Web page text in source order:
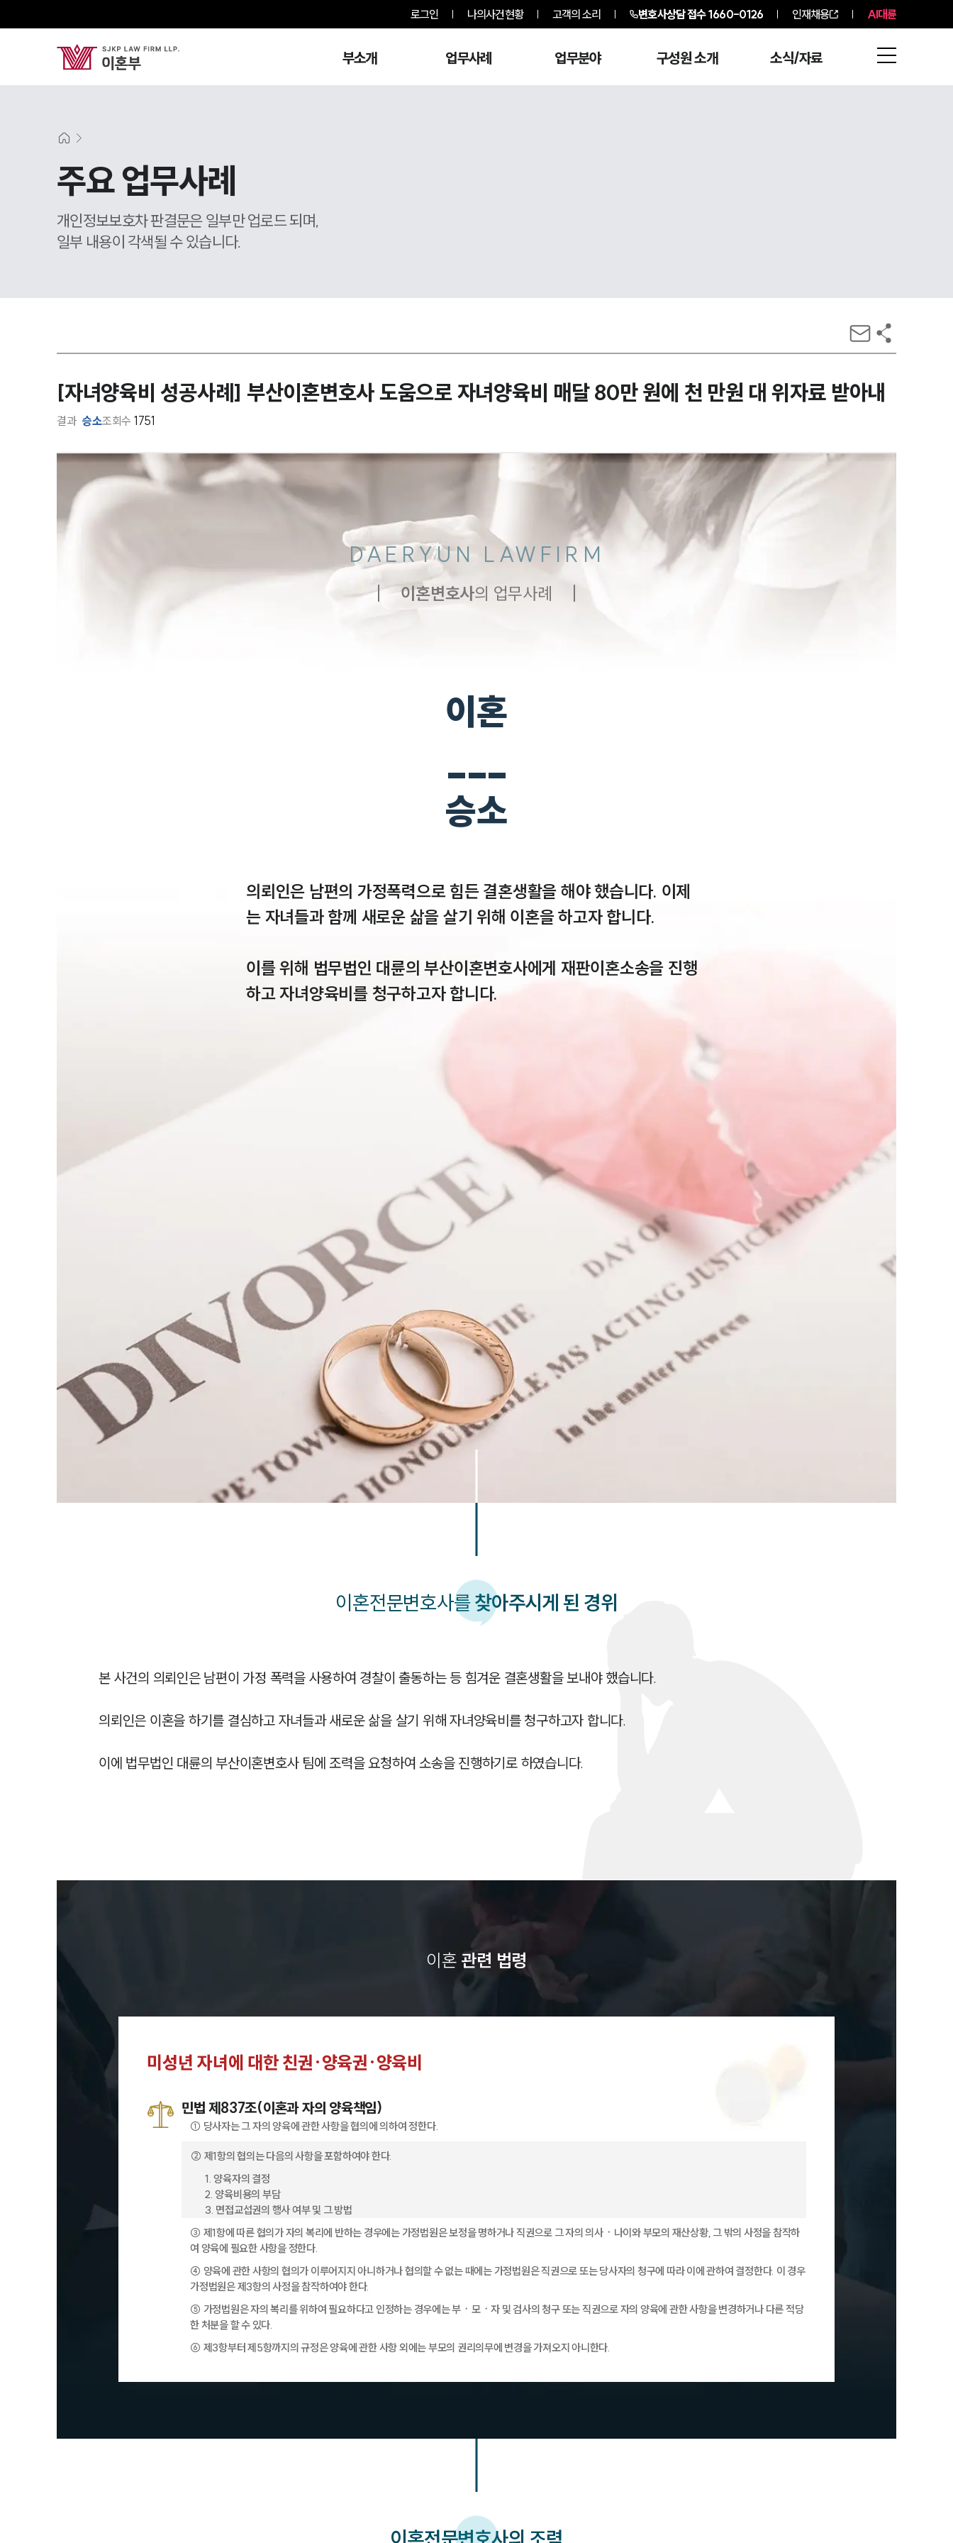
로그인 나의사건현황 고객의 소리 변호사상담 접수1660-0126 인재채용 AI대륜
부소개 업무사례 업무분야 구성원 소개 소식/자료
오시는 길
글로벌 파트너 로펌
고객의 소리
통합검색
업무사례
이혼 주요 업무사례
업무분야
법률서식
주요 업무사례
개인정보보호차 판결문은 일부만 업로드 되며,
일부 내용이 각색될 수 있습니다.
[자녀양육비 성공사례] 부산이혼변호사 도움으로 자녀양육비 매달 80만 원에 천 만원 대 위자료 받아내
결과 승소조회수 1751
DAERYUN LAWFIRM
이혼변호사의 업무사례
이혼
___
승소
의뢰인은 남편의 가정폭력으로 힘든 결혼생활을 해야 했습니다. 이제
는 자녀들과 함께 새로운 삶을 살기 위해 이혼을 하고자 합니다.
이를 위해 법무법인 대륜의 부산이혼변호사에게 재판이혼소송을 진행
하고 자녀양육비를 청구하고자 합니다.
이혼전문변호사를찾아주시게 된 경위
본 사건의 의뢰인은 남편이 가정 폭력을 사용하여 경찰이 출동하는 등 힘겨운 결혼생활을 보내야 했습니다.
의뢰인은 이혼을 하기를 결심하고 자녀들과 새로운 삶을 살기 위해 자녀양육비를 청구하고자 합니다.
이혼 관련 법령
미성년 자녀에 대한 친권·양육권·양육비
민법 제837조(이혼과 자의 양육책임)
① 당사자는 그 자의 양육에 관한 사항을 협의에 의하여 정한다.
② 제1항의 협의는 다음의 사항을 포함하여야 한다.
1. 양육자의 결정
2. 양육비용의 부담
3. 면접교섭권의 행사 여부 및 그 방법
③ 제1항에 따른 협의가 자의 복리에 반하는 경우에는 가정법원은 보정을 명하거나 직권으로 그 자의 의사ㆍ나이와 부모의 재산상황, 그 밖의 사정을 참작하
여 양육에 필요한 사항을 정한다.
④ 양육에 관한 사항의 협의가 이루어지지 아니하거나 협의할 수 없는 때에는 가정법원은 직권으로 또는 당사자의 청구에 따라 이에 관하여 결정한다. 이 경우
가정법원은 제3항의 사정을 참작하여야 한다.
⑤ 가정법원은 자의 복리를 위하여 필요하다고 인정하는 경우에는 부ㆍ모ㆍ자 및 검사의 청구 또는 직권으로 자의 양육에 관한 사항을 변경하거나 다른 적당
한 처분을 할 수 있다.
⑥ 제3항부터 제5항까지의 규정은 양육에 관한 사항 외에는 부모의 권리의무에 변경을 가져오지 아니한다.